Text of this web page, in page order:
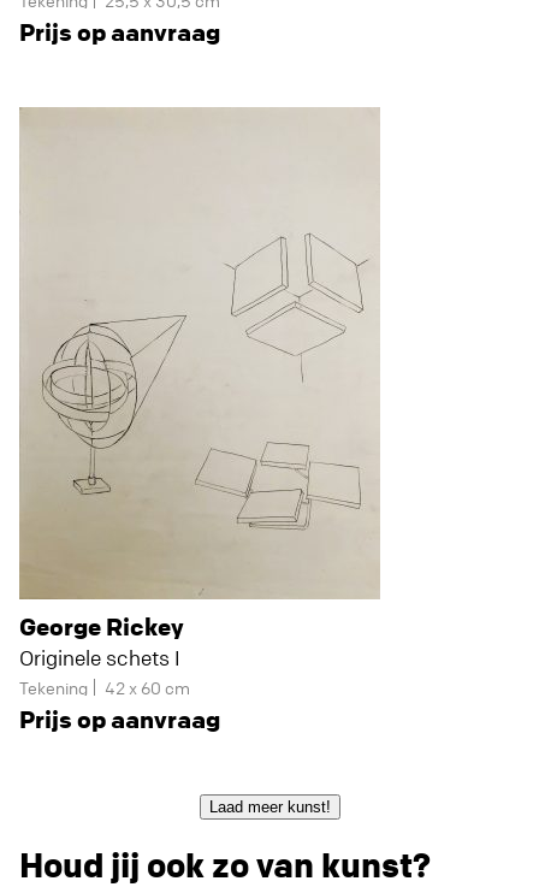
Prijs op aanvraag
George Rickey
Originele schets I
Tekening 42 x 60 cm
Prijs op aanvraag
Laad meer kunst!
Houd jij ook zo van kunst?